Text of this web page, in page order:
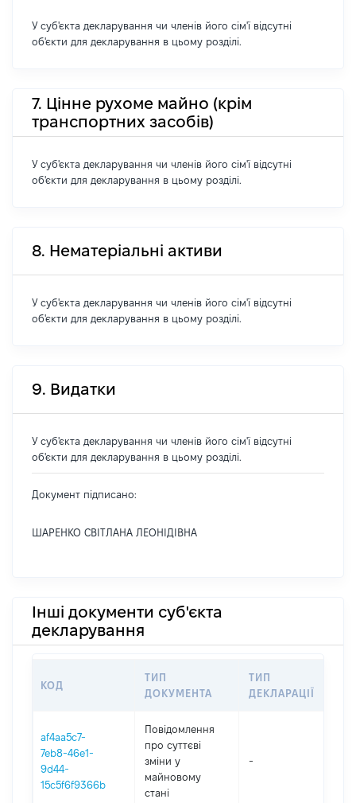
У суб'єкта декларування чи членів його сім'ї відсутні
об'єкти для декларування в цьому розділі.
7. Цінне рухоме майно (крім
транспортних засобів)
У суб'єкта декларування чи членів його сім'ї відсутні
об'єкти для декларування в цьому розділі.
8. Нематеріальні активи
У суб'єкта декларування чи членів його сім'ї відсутні
об'єкти для декларування в цьому розділі.
9. Видатки
У суб'єкта декларування чи членів його сім'ї відсутні
об'єкти для декларування в цьому розділі.
Документ підписано:
ШАРЕНКО СВІТЛАНА ЛЕОНІДІВНА
Інші документи суб'єкта
декларування
КОД
ТИП
ДОКУМЕНТА
ТИП
ДЕКЛАРАЦІЇ
af4aa5c7-
7eb8-46e1-
9d44-
15c5f6f9366b
Повідомлення
про суттєві
зміни y
майновому
стані
-